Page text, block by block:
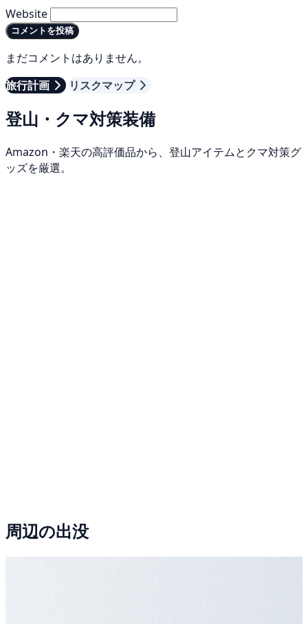
Website
コメントを投稿
まだコメントはありません。
旅行計画
リスクマップ
登山・クマ対策装備
Amazon・楽天の高評価品から、登山アイテムとクマ対策グ
ッズを厳選。
周辺の出没